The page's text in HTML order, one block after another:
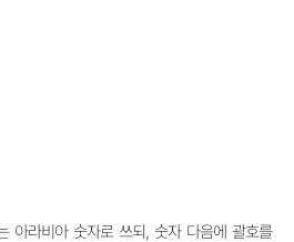
아라비아 숫자로 쓰되, 숫자 다음에 괄호를